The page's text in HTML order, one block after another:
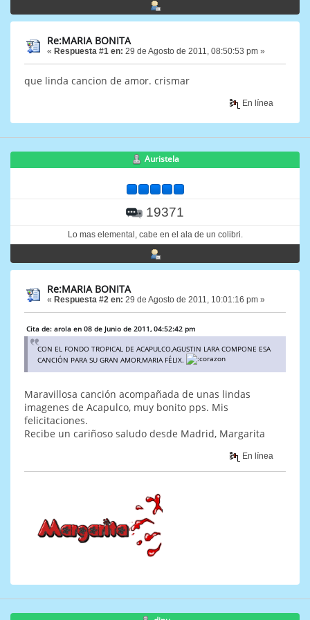
Re:MARIA BONITA
« Respuesta #1 en: 29 de Agosto de 2011, 08:50:53 pm »
que linda cancion de amor. crismar
En línea
Auristela
19371
Lo mas elemental, cabe en el ala de un colibri.
Re:MARIA BONITA
« Respuesta #2 en: 29 de Agosto de 2011, 10:01:16 pm »
Cita de: arola en 08 de Junio de 2011, 04:52:42 pm
CON EL FONDO TROPICAL DE ACAPULCO,AGUSTIN LARA COMPONE ESA
CANCIÓN PARA SU GRAN AMOR,MARIA FÉLIX.
Maravillosa canción acompañada de unas lindas
imagenes de Acapulco, muy bonito pps. Mis
felicitaciones.
Recibe un cariñoso saludo desde Madrid, Margarita
En línea